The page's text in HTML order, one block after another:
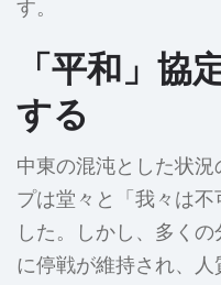
す。
「平和」協
する
中東の混沌とした状
プは堂々と「我々は
した。しかし、多く
に停戦が維持され、人